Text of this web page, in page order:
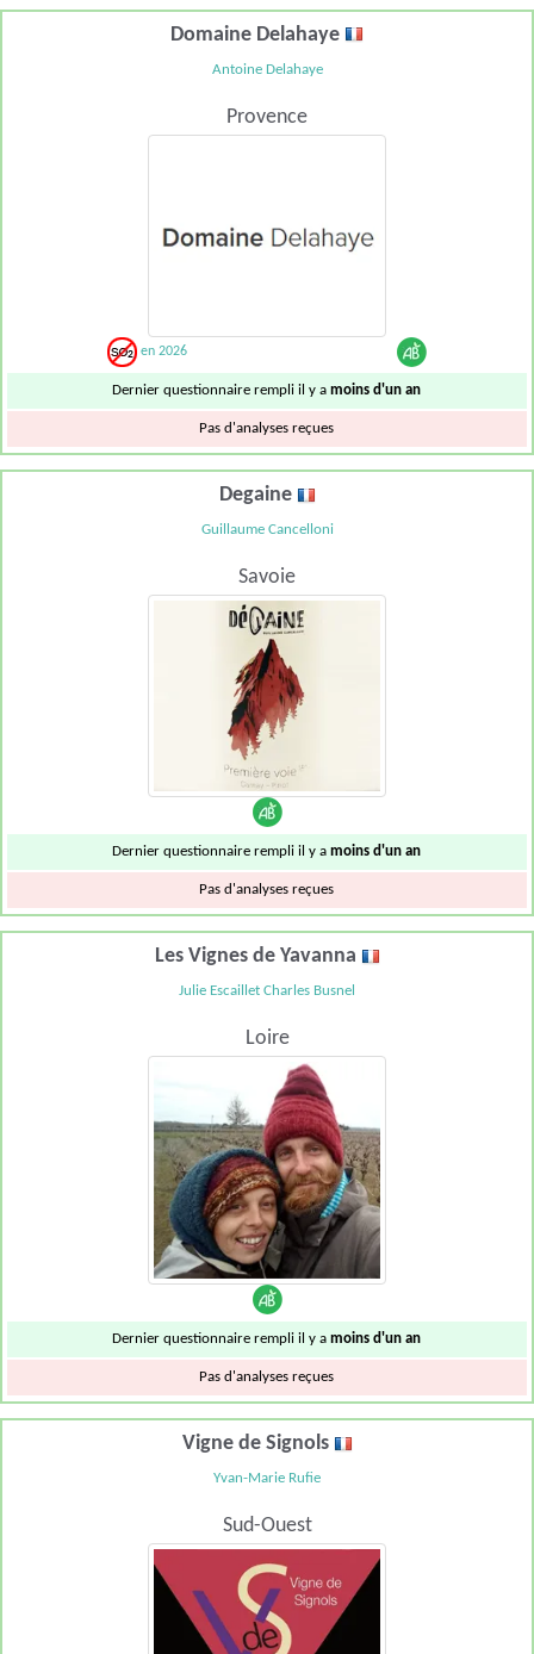
Domaine Delahaye
Antoine Delahaye
Provence
en 2026
Dernier questionnaire rempli il y amoins d'un an
Pas d'analyses reçues
Degaine
Guillaume Cancelloni
Savoie
Dernier questionnaire rempli il y amoins d'un an
Pas d'analyses reçues
Les Vignes de Yavanna
Julie Escaillet Charles Busnel
Loire
Dernier questionnaire rempli il y amoins d'un an
Pas d'analyses reçues
Vigne de Signols
Yvan-Marie Rufie
Sud-Ouest